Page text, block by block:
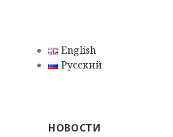
:
English
Русский
НОВОСТИ